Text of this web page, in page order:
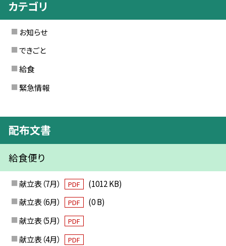
カテゴリ
お知らせ
できごと
給食
緊急情報
配布文書
給食便り
献立表（7月） PDF
(1012 KB)
献立表（6月）
PDF
(0 B)
献立表（5月）
PDF
献立表（4月） PDF